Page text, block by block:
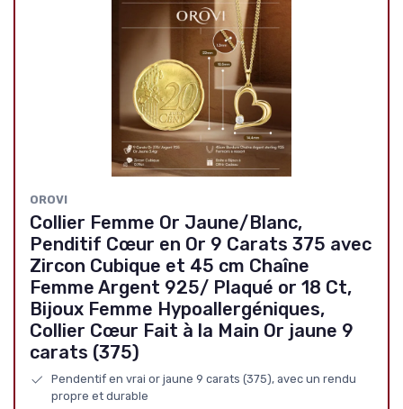
OROVI
Collier Femme Or Jaune/Blanc,
Penditif Cœur en Or 9 Carats 375 avec
Zircon Cubique et 45 cm Chaîne
Femme Argent 925/ Plaqué or 18 Ct,
Bijoux Femme Hypoallergéniques,
Collier Cœur Fait à la Main Or jaune 9
carats (375)
Pendentif en vrai or jaune 9 carats (375), avec un rendu
propre et durable